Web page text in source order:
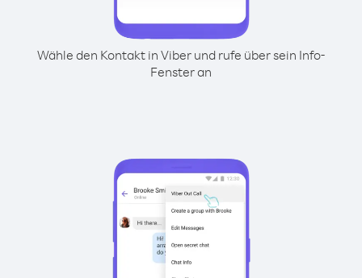
Wähle den Kontakt in Viber und rufe über sein Info-
Fenster an